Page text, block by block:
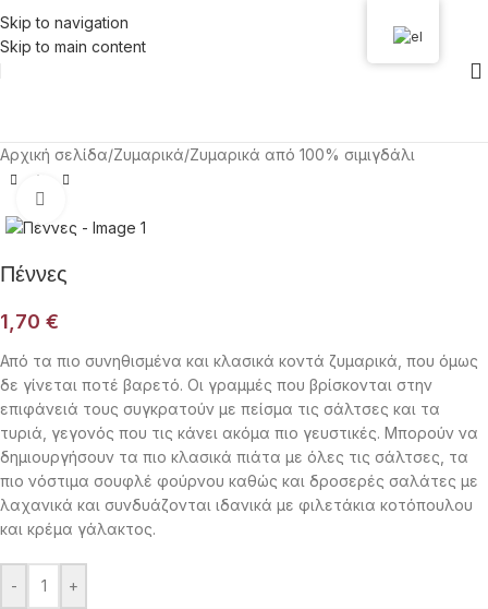
Skip to navigation
Skip to main content
Αρχική σελίδα/Ζυμαρικά/Ζυμαρικά από 100% σιμιγδάλι
Πέννες
1,70 €
Από τα πιο συνηθισμένα και κλασικά κοντά ζυμαρικά, που όμως
δε γίνεται ποτέ βαρετό. Οι γραμμές που βρίσκονται στην
επιφάνειά τους συγκρατούν με πείσμα τις σάλτσες και τα
τυριά, γεγονός που τις κάνει ακόμα πιο γευστικές. Μπορούν να
δημιουργήσουν τα πιο κλασικά πιάτα με όλες τις σάλτσες, τα
πιο νόστιμα σουφλέ φούρνου καθώς και δροσερές σαλάτες με
λαχανικά και συνδυάζονται ιδανικά με φιλετάκια κοτόπουλου
και κρέμα γάλακτος.
- +